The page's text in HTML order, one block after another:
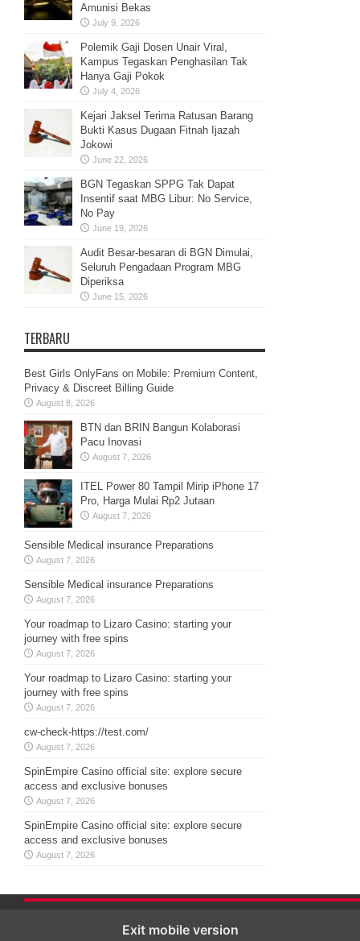
Amunisi Bekas
July 9, 2026
Polemik Gaji Dosen Unair Viral,
Kampus Tegaskan Penghasilan Tak
Hanya Gaji Pokok
July 4, 2026
Kejari Jaksel Terima Ratusan Barang
Bukti Kasus Dugaan Fitnah Ijazah
Jokowi
June 22, 2026
BGN Tegaskan SPPG Tak Dapat
Insentif saat MBG Libur: No Service,
No Pay
June 19, 2026
Audit Besar-besaran di BGN Dimulai,
Seluruh Pengadaan Program MBG
Diperiksa
June 15, 2026
TERBARU
Best Girls OnlyFans on Mobile: Premium Content,
Privacy & Discreet Billing Guide
August 8, 2026
BTN dan BRIN Bangun Kolaborasi
Pacu Inovasi
August 7, 2026
ITEL Power 80 Tampil Mirip iPhone 17
Pro, Harga Mulai Rp2 Jutaan
August 7, 2026
Sensible Medical insurance Preparations
August 7, 2026
Sensible Medical insurance Preparations
August 7, 2026
Your roadmap to Lizaro Casino: starting your
journey with free spins
August 7, 2026
Your roadmap to Lizaro Casino: starting your
journey with free spins
August 7, 2026
cw-check-https://test.com/
August 7, 2026
SpinEmpire Casino official site: explore secure
access and exclusive bonuses
August 7, 2026
SpinEmpire Casino official site: explore secure
access and exclusive bonuses
August 7, 2026
Exit mobile version